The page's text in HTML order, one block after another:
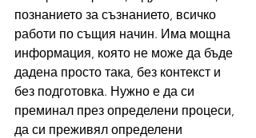
познанието за съзнанието, всичко
работи по същия начин. Има мощна
информация, която не може да бъде
дадена просто така, без контекст и
без подготовка. Нужно е да си
преминал през определени процеси,
да си преживял определени